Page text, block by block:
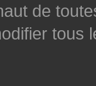
de
tous